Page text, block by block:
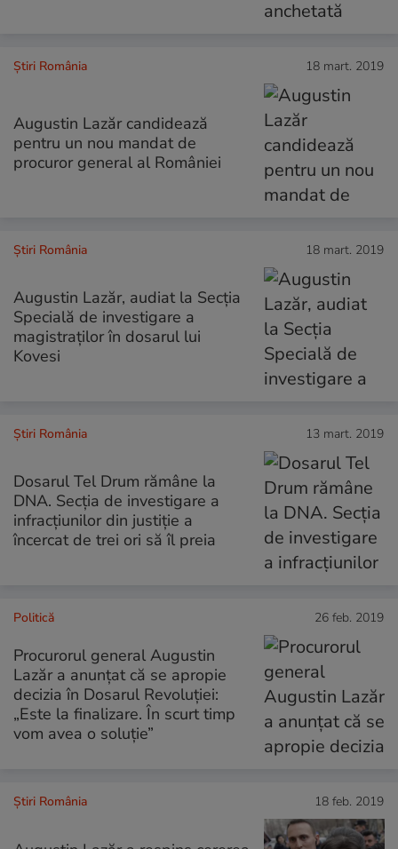
Știri România 18 mart. 2019
Augustin Lazăr candidează
pentru un nou mandat de
procuror general al României
Știri România 18 mart. 2019
Augustin Lazăr, audiat la Secția
Specială de investigare a
magistraților în dosarul lui
Kovesi
Știri România 13 mart. 2019
Dosarul Tel Drum rămâne la
DNA. Secţia de investigare a
infracţiunilor din justiţie a
încercat de trei ori să îl preia
Politică 26 feb. 2019
Procurorul general Augustin
Lazăr a anunțat că se apropie
decizia în Dosarul Revoluției:
„Este la finalizare. În scurt timp
vom avea o soluţie”
Știri România 18 feb. 2019